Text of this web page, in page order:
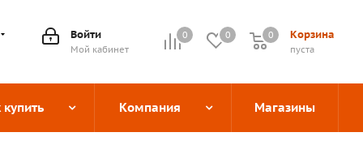
0 0 Корзина
0
пуста
0
Войти
Мой кабинет
купить Компания Магазины